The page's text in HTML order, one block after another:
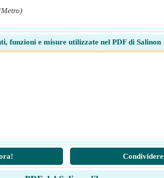
funzioni e misure utilizzate nel PDF di Salinon
Condividere